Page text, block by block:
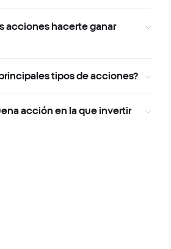
acciones hacerte ganar
tipos de acciones?
acción en la que invertir